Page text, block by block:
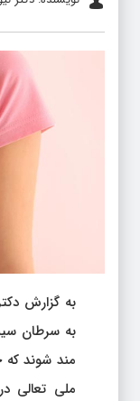
به سرطان
مند شوند